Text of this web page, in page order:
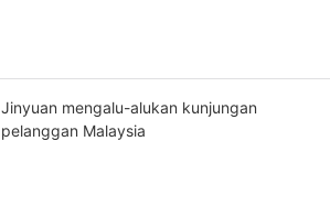
Jinyuan mengalu-alukan kunjungan
pelanggan Malaysia